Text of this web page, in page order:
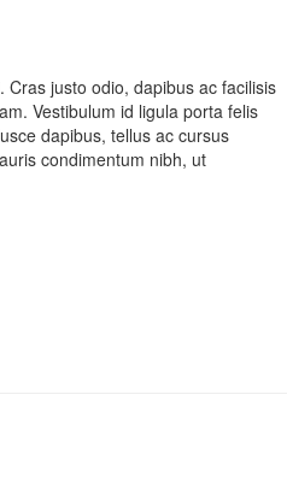
Cras justo odio, dapibus ac facilisis
Vestibulum id ligula porta felis
dapibus, tellus ac cursus
condimentum nibh, ut